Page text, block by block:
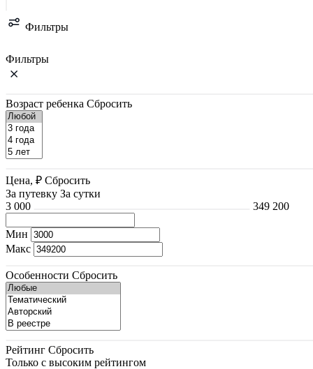
Фильтры
Фильтры
Возраст ребенка Сбросить
Цена, ₽ Сбросить
За путевку За сутки
3 000
349 200
Мин
Макс
Особенности Сбросить
Рейтинг Сбросить
Только с высоким рейтингом